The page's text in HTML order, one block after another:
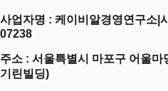
사업자명 : 케이비알경영연구소
07238
주소 : 서울특별시 마포구 어울
기린빌딩)